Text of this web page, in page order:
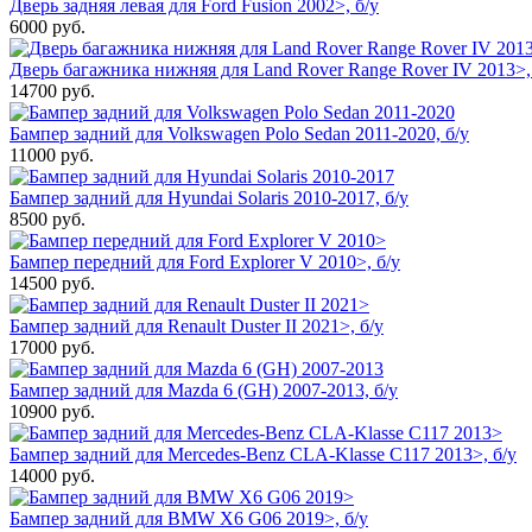
Дверь задняя левая для Ford Fusion 2002>, б/у
6000 руб.
Дверь багажника нижняя для Land Rover Range Rover IV
14700 руб.
Бампер задний для Volkswagen Polo Sedan 2011-2020, б/у
11000 руб.
Бампер задний для Hyundai Solaris 2010-2017, б/у
8500 руб.
Бампер передний для Ford Explorer V 2010>, б/у
14500 руб.
Бампер задний для Renault Duster II 2021>, б/у
17000 руб.
Бампер задний для Mazda 6 (GH) 2007-2013, б/у
10900 руб.
Бампер задний для Mercedes-Benz CLA-Klasse C117 2013>, б/у
14000 руб.
Бампер задний для BMW X6 G06 2019>, б/у